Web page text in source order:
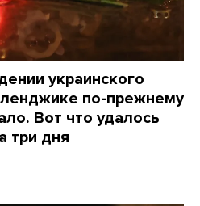
украинского
по-прежнему
Вот что удалось
три дня